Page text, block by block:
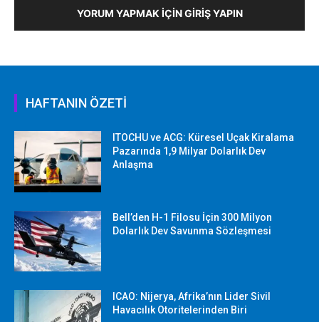
YORUM YAPMAK İÇIN GIRIŞ YAPIN
HAFTANIN ÖZETİ
ITOCHU ve ACG: Küresel Uçak Kiralama
Pazarında 1,9 Milyar Dolarlık Dev
Anlaşma
Bell’den H-1 Filosu İçin 300 Milyon
Dolarlık Dev Savunma Sözleşmesi
ICAO: Nijerya, Afrika’nın Lider Sivil
Havacılık Otoritelerinden Biri